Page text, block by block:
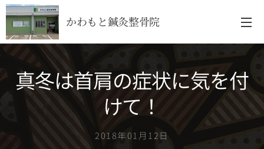
かわもと鍼灸整骨院
真冬は首肩の症状に気を付
けて！
2018年01月12日